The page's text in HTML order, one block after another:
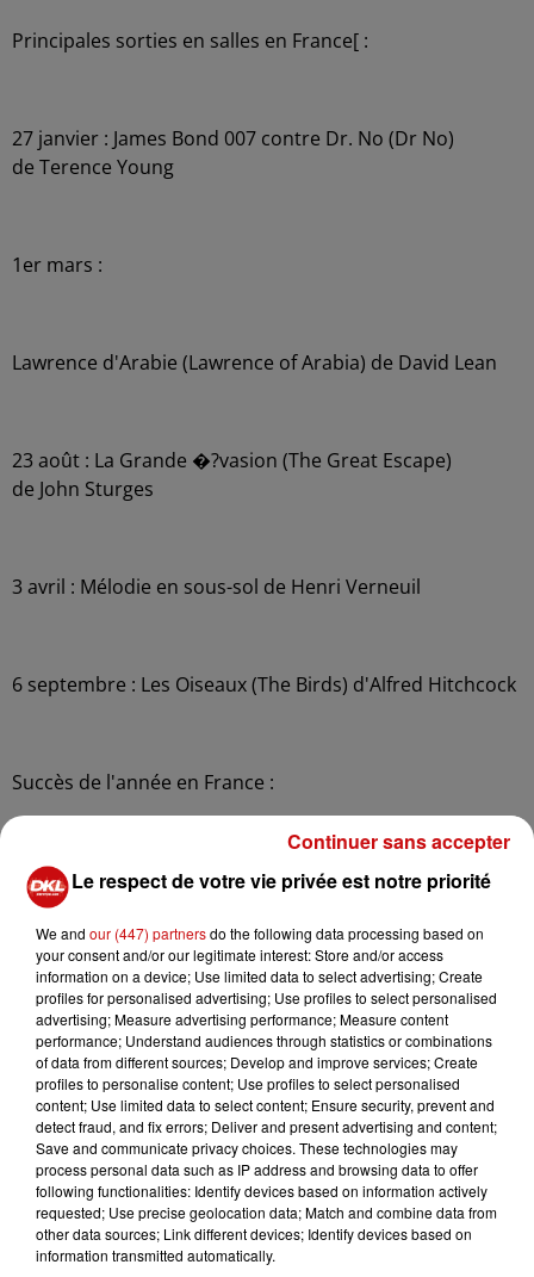
Principales sorties en salles en France[ :
27 janvier : James Bond 007 contre Dr. No (Dr No)
de Terence Young
1er mars :
Lawrence d'Arabie (Lawrence of Arabia) de David Lean
23 août : La Grande �?vasion (The Great Escape)
de John Sturges
3 avril : Mélodie en sous-sol de Henri Verneuil
6 septembre : Les Oiseaux (The Birds) d'Alfred Hitchcock
Succès de l'année en France :
Tombe la neige - Adamo
L'école est finie - Sheila
Le Temps de l'amour �?? Françoise Hardy
C'est ma première surprise-partie - Sheila
Le respect de votre vie privée est notre priorité
We and our (447) partnersdo the following data processing based on
your consent and/or our legitimate interest: Store and/or access
information on a device; Use limited data to select advertising; Create
profiles for personalised advertising; Use profiles to select personalised
advertising; Measure advertising performance; Measure content
performance; Understand audiences through statistics or combinations
of data from different sources; Develop and improve services; Create
profiles to personalise content; Use profiles to select personalised
content; Use limited data to select content; Ensure security, prevent and
detect fraud, and fix errors; Deliver and present advertising and content;
Save and communicate privacy choices. These technologies may
process personal data such as IP address and browsing data to offer
following functionalities: Identify devices based on information actively
requested; Use precise geolocation data; Match and combine data from
other data sources; Link different devices; Identify devices based on
information transmitted automatically.
Continuer sans accepter